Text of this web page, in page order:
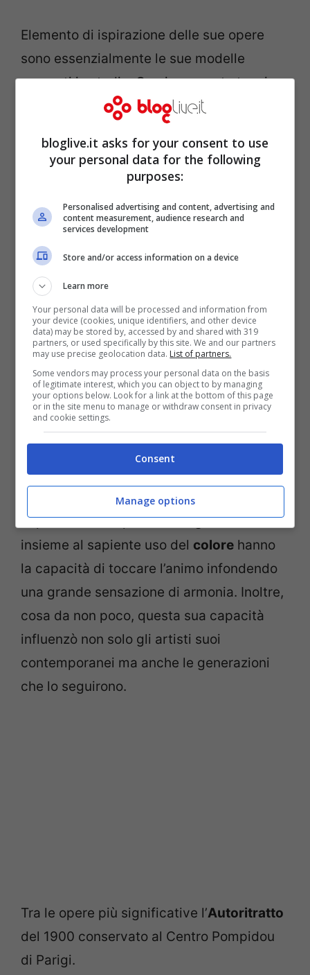
Elemento di ispirazione delle sue opere
sono essenzialmente le sue modelle
presenti in studio. Grazie a questa tecnica
Matisse coglie ogni piccola caratteristica
in un vero e proprio inno alla bellezza e
Lafigura umanaè l’essenza pura dell’arte
per Matisse, così come fu per Picasso. Il
corpo, soprattutto quello femminile, è
rappresentato della sua assolutezza
all’interno di uno spazio infinito. La sua
capacità di interpretare la figura umana
insieme al sapiente uso del colore hanno
la capacità di toccare l’animo infondendo
una grande sensazione di armonia. Inoltre,
cosa da non poco, questa sua capacità
influenzò non solo gli artisti suoi
contemporanei ma anche le generazioni
che lo seguirono.
Tra le opere più significative l’Autoritratto
del 1900 conservato al Centro Pompidou
di Parigi.
bloglive.it asks for your consent to use
your personal data for the following
purposes:
Personalised advertising and content, advertising and
content measurement, audience research and
services development
Store and/or access information on a device
Learn more
Your personal data will be processed and information from
your device (cookies, unique identifiers, and other device
data) may be stored by, accessed by and shared with 319
partners, or used specifically by this site. We and our partners
may use precise geolocation data. List of partners.
Some vendors may process your personal data on the basis
of legitimate interest, which you can object to by managing
your options below. Look for a link at the bottom of this page
or in the site menu to manage or withdraw consent in privacy
and cookie settings.
Consent
Manage options